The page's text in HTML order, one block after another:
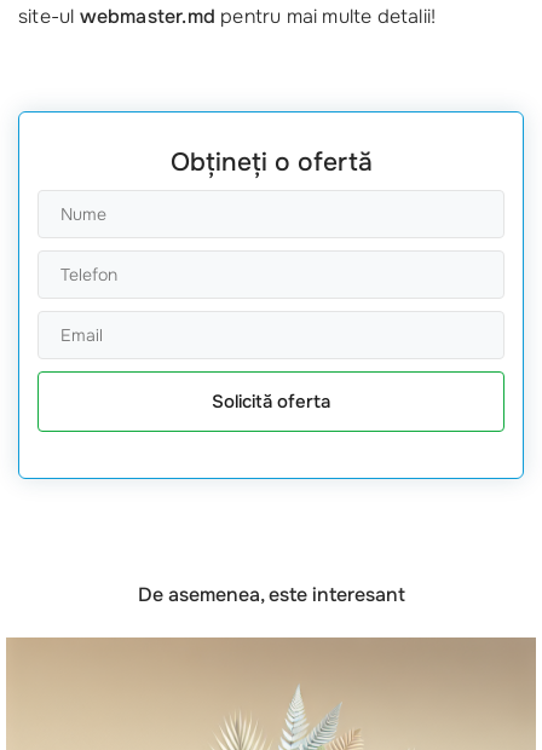
site-ul webmaster.md pentru mai multe detalii!
Obțineți o ofertă
Solicită oferta
De asemenea, este interesant